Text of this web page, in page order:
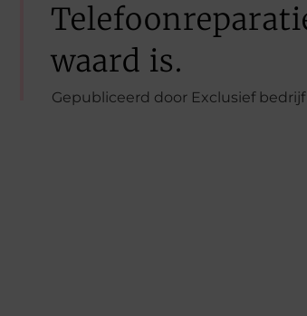
waard is.
Gepubliceerd door Exclusief bedrijf